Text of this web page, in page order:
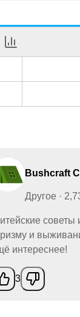
Bushcraft
Другое ·
советы
и
интереснее!
3